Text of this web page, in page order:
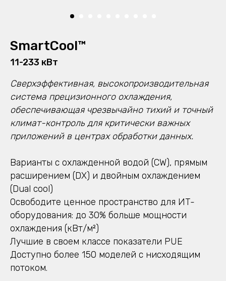
SmartCool™
11-233 кВт
Сверхэффективная, высокопроизводительная
система прецизионного охлаждения,
обеспечивающая чрезвычайно тихий и точный
климат-контроль для критически важных
приложений в центрах обработки данных.
Варианты с охлажденной водой (CW), прямым
расширением (DX) и двойным охлаждением
(Dual cool)
Освободите ценное пространство для ИТ-
оборудования: до 30% больше мощности
охлаждения (кВт/м²)
Лучшие в своем классе показатели PUE
Доступно более 150 моделей с нисходящим
потоком.